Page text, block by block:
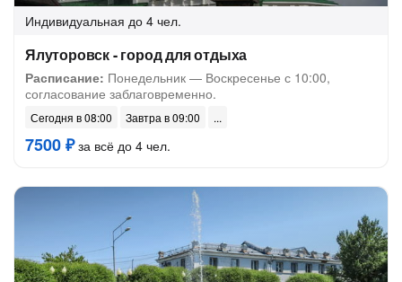
Индивидуальная до 4 чел.
Ялуторовск - город для отдыха
Расписание: Понедельник — Воскресенье с 10:00,
согласование заблаговременно.
Сегодня в 08:00 Завтра в 09:00
7500 ₽за всё до 4 чел.